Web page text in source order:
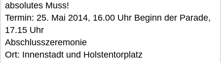
absolutes Muss!
Termin: 25. Mai 2014, 16.00 Uhr Beginn der Parade,
17.15 Uhr
Abschlusszeremonie
Ort: Innenstadt und Holstentorplatz